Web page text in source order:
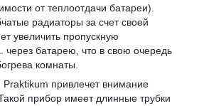
от теплоотдачи батареи).
радиаторы за счет своей
увеличить пропускную
через батарею, что в свою очередь
комнаты.
Praktikum привлечет внимание
прибор имеет длинные трубки